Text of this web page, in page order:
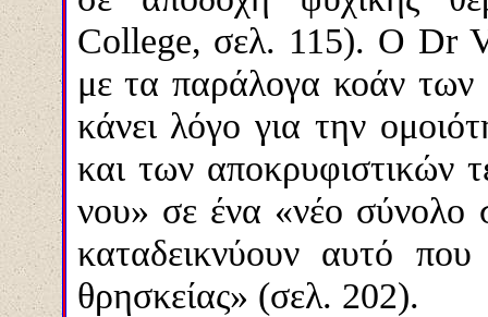
College, σελ. 115). Ο Dr
με τα παράλογα κοάν
κάνει λόγο για την
και των αποκρυφιστικών
νου» σε ένα «νέο
καταδεικνύουν αυτό
θρησκείας» (σελ. 202).